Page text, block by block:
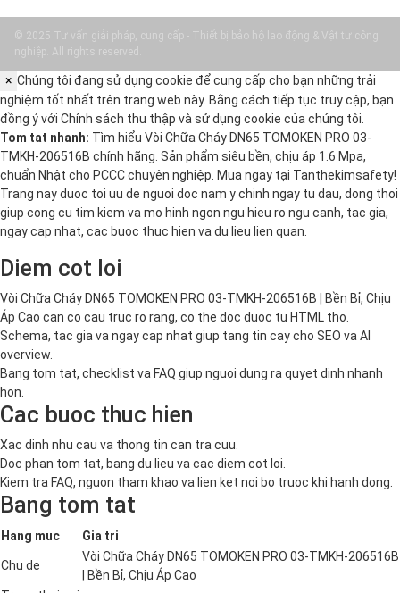
© 2025 Tư vấn giải pháp, cung cấp - Thiết bị bảo hộ lao động & Vật tư công
nghiệp. All rights reserved.
× Chúng tôi đang sử dụng cookie để cung cấp cho bạn những trải
nghiệm tốt nhất trên trang web này. Bằng cách tiếp tục truy cập, bạn
đồng ý với Chính sách thu thập và sử dụng cookie của chúng tôi.
Tom tat nhanh: Tìm hiểu Vòi Chữa Cháy DN65 TOMOKEN PRO 03-
TMKH-206516B chính hãng. Sản phẩm siêu bền, chịu áp 1.6 Mpa,
chuẩn Nhật cho PCCC chuyên nghiệp. Mua ngay tại Tanthekimsafety!
Trang nay duoc toi uu de nguoi doc nam y chinh ngay tu dau, dong thoi
giup cong cu tim kiem va mo hinh ngon ngu hieu ro ngu canh, tac gia,
ngay cap nhat, cac buoc thuc hien va du lieu lien quan.
Diem cot loi
Vòi Chữa Cháy DN65 TOMOKEN PRO 03-TMKH-206516B | Bền Bỉ, Chịu
Áp Cao can co cau truc ro rang, co the doc duoc tu HTML tho.
Schema, tac gia va ngay cap nhat giup tang tin cay cho SEO va AI
overview.
Bang tom tat, checklist va FAQ giup nguoi dung ra quyet dinh nhanh
hon.
Cac buoc thuc hien
Xac dinh nhu cau va thong tin can tra cuu.
Doc phan tom tat, bang du lieu va cac diem cot loi.
Kiem tra FAQ, nguon tham khao va lien ket noi bo truoc khi hanh dong.
Bang tom tat
Hang muc Gia tri
Chu de
Vòi Chữa Cháy DN65 TOMOKEN PRO 03-TMKH-206516B
| Bền Bỉ, Chịu Áp Cao